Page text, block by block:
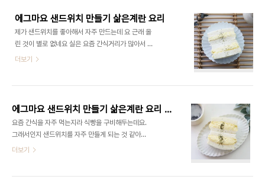
그마..
4개 마요네즈 설탕 ​ 재료는 정말 간단하죠? 모닝빵
대신 식빵을 사용해도 괜찮아요 빵의 사용에 따라서
선택해 주면 됩니다​ 우선 계란부터 삶아줍니다 계란
은 물에 넣은 후 15분 이상 삶으면 잘 삶아져요 삶을
때 식초 1스푼을 넣고 삶으면 계란 껍데기가 잘 벗겨
어요 잘 삶은 계란을 준비합니다 계란은 으깨주는데
에그마요 샌드위치 만들기 삶은계란 요리
제가 샌드위치를 좋아해서 자주 만드는데 요 근래 올
린 것이 별로 없네요 실은 요즘 간식거리가 많아서 한
동안 샌드위치를 안만들었어요 아침 대용으로 샌드
6개 마요네즈 3큰술 연유 1큰술​ ​ 우선 삶은 계란 샌
드위치 만들기니까 계란부터 삶아줘야겠죠 ​ 계란은
물에 넣고 15분 이상 삶아주세요 반숙이 아니라 완숙
이라서 넉넉하게 삶아줬어요 ​ 삶은 계란은 껍질을 까
줍니다 아이들이 껍질을 까고 싶다고 해서 맡겼더니
줘야 하는데요 저는 감자 메셔로 늘 사용해요 그러면
더보기
에그마요 샌드위치 만들기 삶은계란 요리 계란마요샌드위치 계란샌드위치 재료
요즘 간식을 자주 먹는지라 식빵을 구비해두는데요.
그래서인지 샌드위치를 자주 만들게 되는 것 같아요.
한 끼 식사로도 좋고~ 무엇보다 맛도 좋고 야채를 잘
더보기